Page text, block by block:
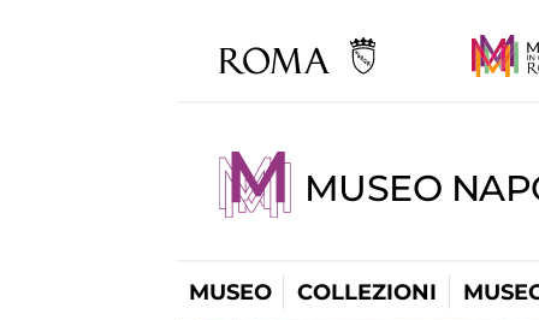
MUSEO
MUSEO COLLEZIONI